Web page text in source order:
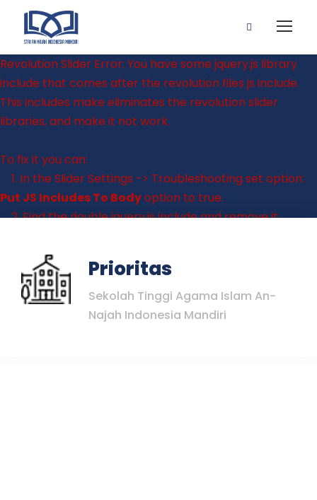
Revolution Slider Error: You have some jquery.js library
include that comes after the revolution files js include.
This includes make eliminates the revolution slider
libraries, and make it not work.
To fix it you can:
1. In the Slider Settings -> Troubleshooting set option:
Put JS Includes To Bodyoption to true.
2. Find the double jquery.js include and remove it.
Prioritas
Sekolah Tinggi Agama Islam An-
Najah Indonesia Mandiri